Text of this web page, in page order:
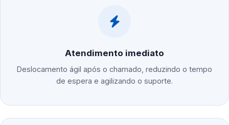
Atendimento imediato
Deslocamento ágil após o chamado, reduzindo o tempo
de espera e agilizando o suporte.